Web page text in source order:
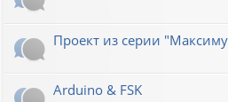
Проект из серии
Arduino & FSK